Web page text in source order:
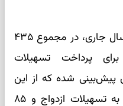
همچنین مطابق قانون بودجه سال جاری، در مجموع ۴۳۵
پرداخت تسهیلات
پیش‌بینی شده که از این
میزان ۳۵۰ هزار میلیارد تومان به تسهیلات ازدواج و ۸۵